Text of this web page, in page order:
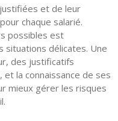
et de leur
chaque salarié.
possibles est
situations délicates. Une
des justificatifs
la connaissance de ses
mieux gérer les risques